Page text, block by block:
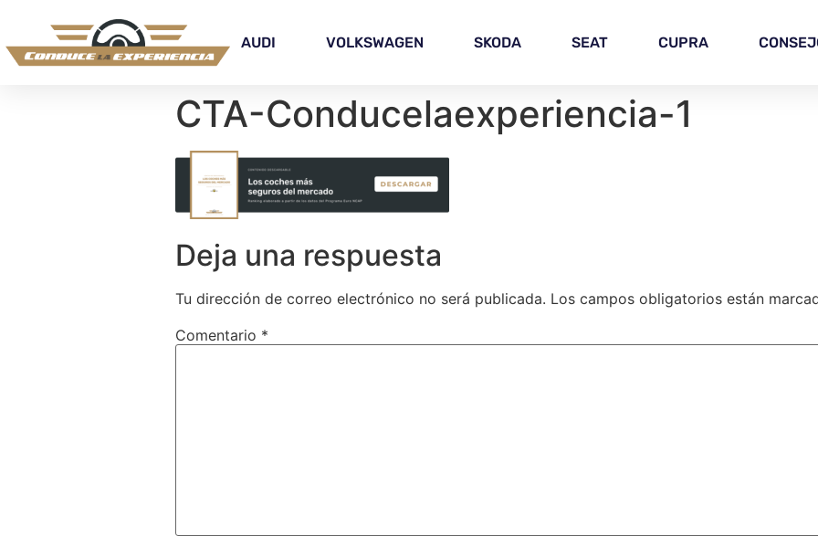
AUDI VOLKSWAGEN SKODA SEAT CUPRA
CTA-Conducelaexperiencia-1
Deja una respuesta
Tu dirección de correo electrónico no será publicada. Los campos obligatorios están
Comentario *